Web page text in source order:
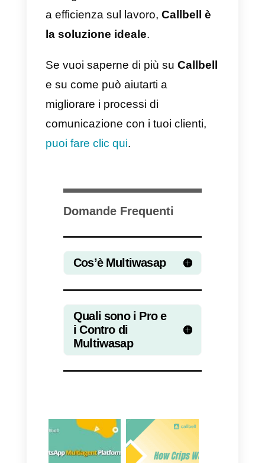
4)Chatbot e messaggi di massa
possono essere un’arma a
doppio taglio, visto che
li penalizza.
Alternative a Multiwasap
Nel mercato delle
app di
messaggisticaesistono
con i propri clienti. Questi
strumenti permettono di